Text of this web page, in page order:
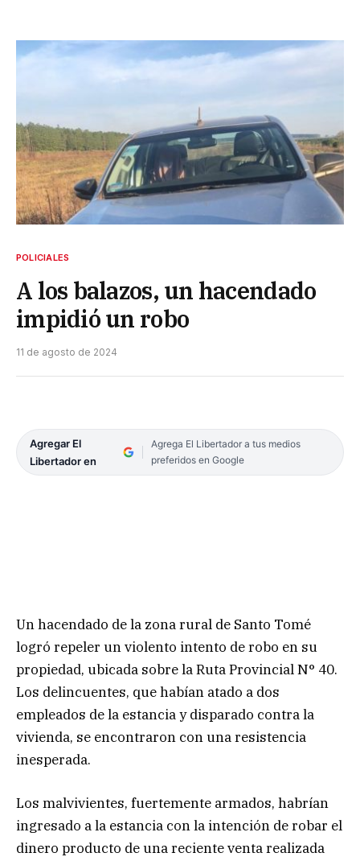
POLICIALES
A los balazos, un hacendado
impidió un robo
11 de agosto de 2024
Agregar El
Libertador en
Agrega El Libertador a tus medios
preferidos en Google
Un hacendado de la zona rural de Santo Tomé
logró repeler un violento intento de robo en su
propiedad, ubicada sobre la Ruta Provincial N° 40.
Los delincuentes, que habían atado a dos
empleados de la estancia y disparado contra la
vivienda, se encontraron con una resistencia
inesperada.
Los malvivientes, fuertemente armados, habrían
ingresado a la estancia con la intención de robar el
dinero producto de una reciente venta realizada